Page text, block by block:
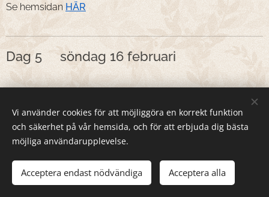
Se hemsidan HÄR
Dag 5 söndag 16 februari
Kongressen är inte slut, det har varit ett seminarie
Vi väntar också på att vinnaren skall presenteras.
Vi använder cookies för att möjliggöra en korrekt funktion
och säkerhet på vår hemsida, och för att erbjuda dig bästa
möjliga användarupplevelse.
Acceptera endast nödvändiga Acceptera alla